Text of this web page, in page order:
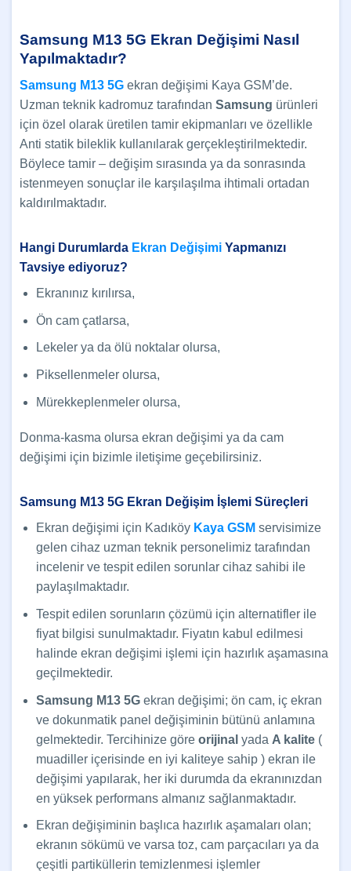
Samsung M13 5G Ekran Değişimi Nasıl
Yapılmaktadır?
Samsung M13 5G ekran değişimi Kaya GSM’de.
Uzman teknik kadromuz tarafından Samsung ürünleri
için özel olarak üretilen tamir ekipmanları ve özellikle
Anti statik bileklik kullanılarak gerçekleştirilmektedir.
Böylece tamir – değişim sırasında ya da sonrasında
istenmeyen sonuçlar ile karşılaşılma ihtimali ortadan
kaldırılmaktadır.
Hangi Durumlarda Ekran Değişimi Yapmanızı
Tavsiye ediyoruz?
Ekranınız kırılırsa,
Ön cam çatlarsa,
Lekeler ya da ölü noktalar olursa,
Piksellenmeler olursa,
Mürekkeplenmeler olursa,
Donma-kasma olursa ekran değişimi ya da cam
değişimi için bizimle iletişime geçebilirsiniz.
Samsung M13 5G Ekran Değişim İşlemi Süreçleri
Ekran değişimi için Kadıköy Kaya GSM servisimize
gelen cihaz uzman teknik personelimiz tarafından
incelenir ve tespit edilen sorunlar cihaz sahibi ile
paylaşılmaktadır.
Tespit edilen sorunların çözümü için alternatifler ile
fiyat bilgisi sunulmaktadır. Fiyatın kabul edilmesi
halinde ekran değişimi işlemi için hazırlık aşamasına
geçilmektedir.
Samsung M13 5Gekran değişimi; ön cam, iç ekran
ve dokunmatik panel değişiminin bütünü anlamına
gelmektedir. Tercihinize göre orijinal yada A kalite(
muadiller içerisinde en iyi kaliteye sahip ) ekran ile
değişimi yapılarak, her iki durumda da ekranınızdan
en yüksek performans almanız sağlanmaktadır.
Ekran değişiminin başlıca hazırlık aşamaları olan;
ekranın sökümü ve varsa toz, cam parçacıları ya da
çeşitli partiküllerin temizlenmesi işlemler